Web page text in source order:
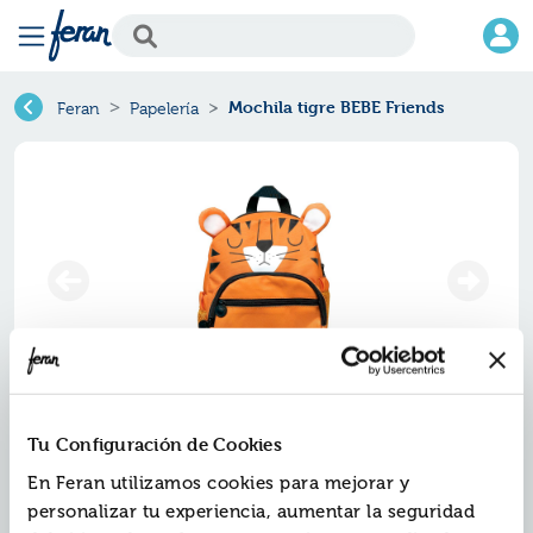
Tu Configuración de Cookies
En Feran utilizamos cookies para mejorar y
personalizar tu experiencia, aumentar la seguridad
Feran Papelería Mochila tigre BEBE Friends
Mochila tigre bebe friends
Ref.YBB-371928
EAN13:5902277371928